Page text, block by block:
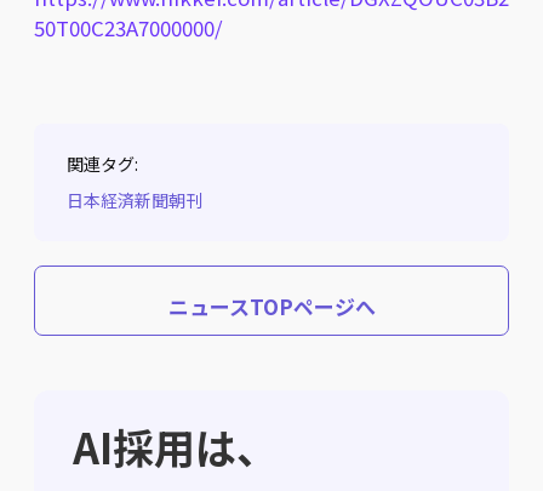
50T00C23A7000000/
関連タグ:
日本経済新聞朝刊
ニュースTOPページへ
AI採用は、